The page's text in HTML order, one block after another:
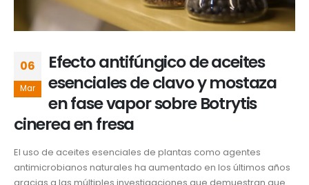
06
Mar
Efecto antifúngico de aceites
esenciales de clavo y mostaza
en fase vapor sobre Botrytis
cinerea en fresa
El uso de aceites esenciales de plantas como agentes
antimicrobianos naturales ha aumentado en los últimos años
gracias a las múltiples investigaciones que demuestran que